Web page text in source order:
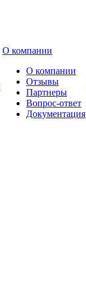
О компании
О компании
Отзывы
Партнеры
Вопрос-ответ
Документация